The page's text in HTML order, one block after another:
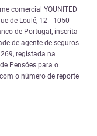
comercial YOUNITED
de Loulé, 12 –1050-
de Portugal, inscrita
de agente de seguros
registada na
Pensões para o
o número de reporte